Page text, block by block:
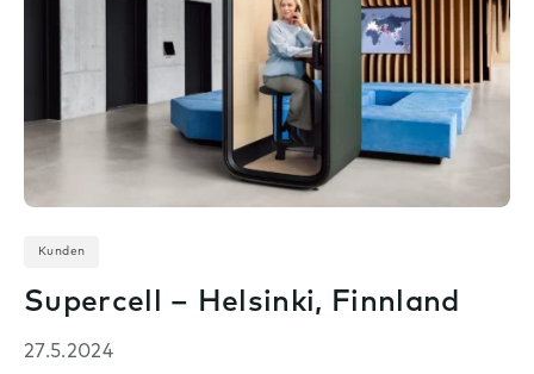
Kunden
Supercell – Helsinki, Finnland
27.5.2024